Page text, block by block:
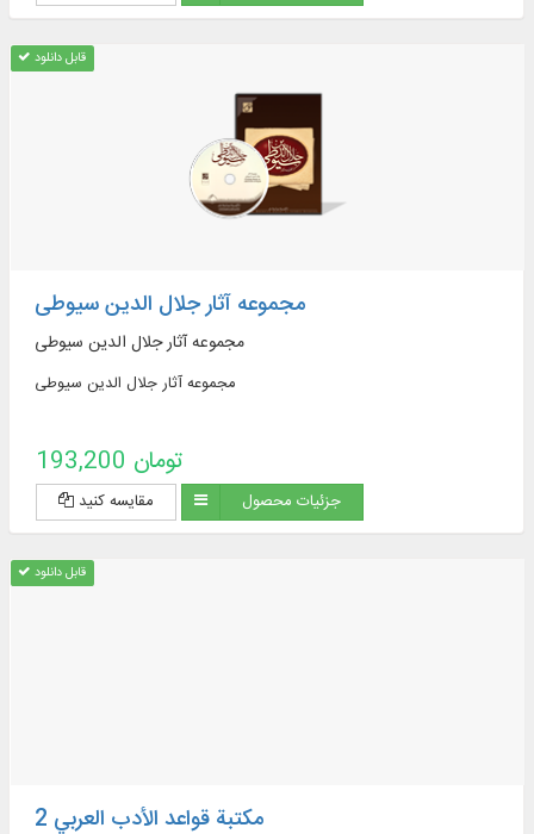
قابل دانلود
مجموعه آثار جلال الدین سیوطی
مجموعه آثار جلال الدین سیوطی
مجموعه آثار جلال الدین سیوطی
193,200 تومان
مقایسه کنید جزئیات محصول
قابل دانلود
مكتبة قواعد الأدب العربي 2